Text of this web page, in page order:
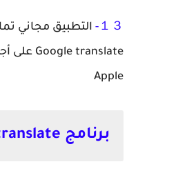
１３-
التطبيق مجاني
Apple
برنامج Reverso translate للترجمة الفورية